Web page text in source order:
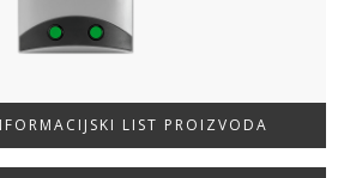
LIST PROIZVODA